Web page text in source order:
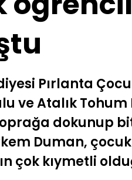
Pırlanta
ve Atalık
dokunup
Duman,
çok kıymetli